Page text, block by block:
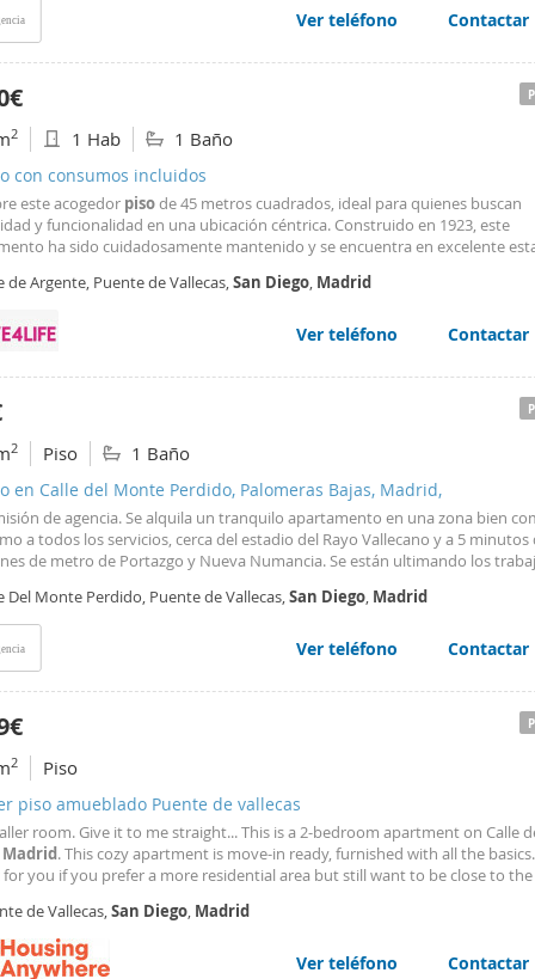
Ver teléfono Contactar
2 1 Hab 1 Baño
con consumos incluidos
este acogedor pisode 45 metros cuadrados, ideal para quienes buscan
y funcionalidad en una ubicación céntrica. Construido en 1923, este
ha sido cuidadosamente mantenido y se encuentra en excelente
después de un día de trabajo o estudio. La vivienda dispone
de Argente, Puente de Vallecas,San Diego, Madrid
Ver teléfono Contactar
2 Piso 1 Baño
en Calle del Monte Perdido, Palomeras Bajas, Madrid,
de agencia. Se alquila un tranquilo apartamento en una zona bien
a todos los servicios, cerca del estadio del Rayo Vallecano y a 5 minutos
de metro de Portazgo y Nueva Numancia. Se están ultimando los
incluidos en el precio. Sólo perfiles solventes con contrato fijo, se
impago. Solicitamos un mes de fianza.
Del Monte Perdido, Puente de Vallecas,San Diego, Madrid
Ver teléfono Contactar
2 Piso
piso amueblado Puente de vallecas
room. Give it to me straight... This is a 2-bedroom apartment on Calle
Madrid. This cozy apartment is move-in ready, furnished with all the
for you if you prefer a more residential area but still want to be close to
bien situado, a 2 minutos
de Vallecas,San Diego, Madrid
Ver teléfono Contactar